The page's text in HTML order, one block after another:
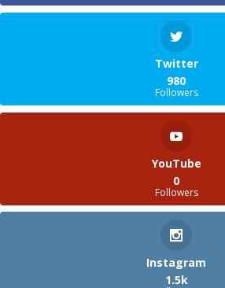
Twitter
980
Followers
YouTube
0
Followers
Instagram
1.5k